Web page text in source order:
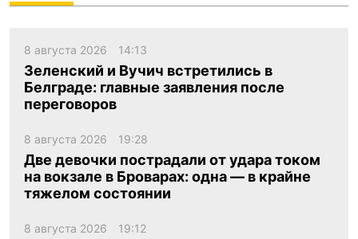
8 августа 2026 14:13
Зеленский и Вучич встретились в
Белграде: главные заявления после
переговоров
8 августа 2026 19:28
Две девочки пострадали от удара током
на вокзале в Броварах: одна — в крайне
тяжелом состоянии
8 августа 2026 19:12